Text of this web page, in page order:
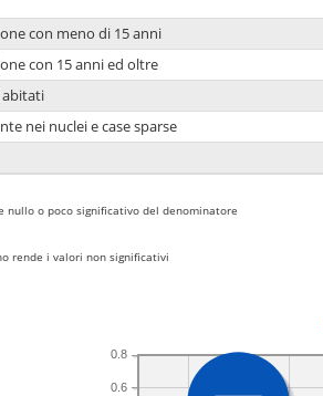
con meno di 15 anni
con 15 anni ed oltre
abitati
nei nuclei e case sparse
nullo o poco significativo del denominatore
rende i valori non significativi
0.6
0.8